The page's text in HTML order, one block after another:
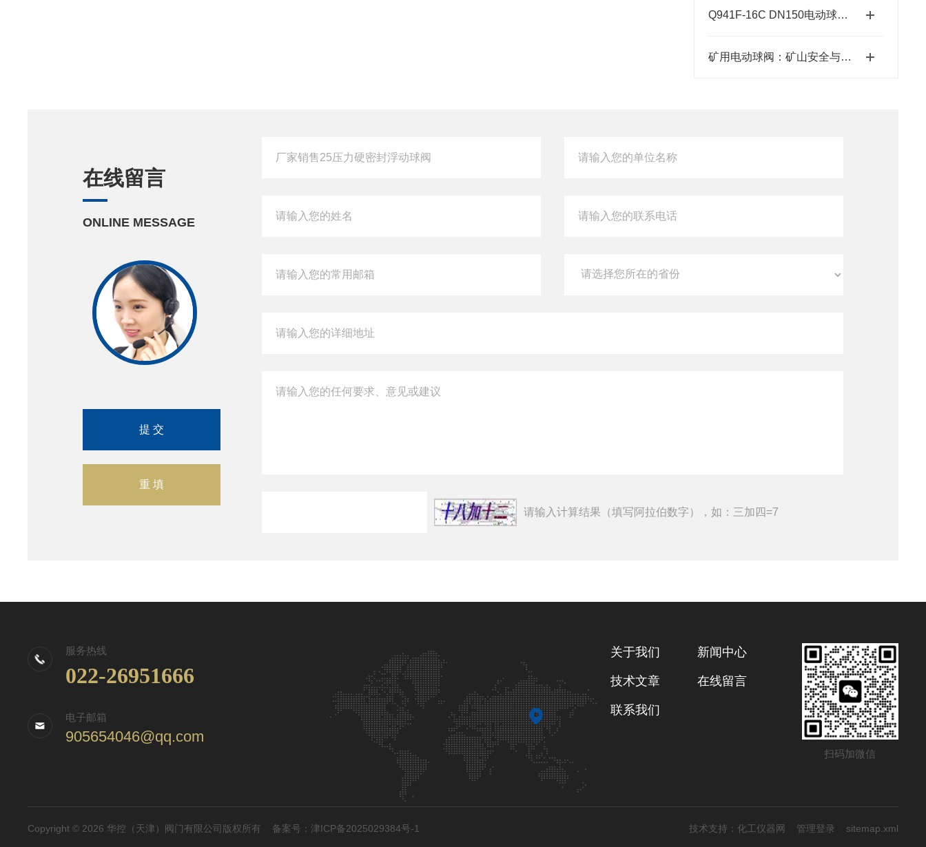
Q941F-16C DN150电动球阀的参数
矿用电动球阀：矿山安全与自动化控制的关键执行器
在线留言
ONLINE MESSAGE
请输入计算结果（填写阿拉伯数字），如：三加四=7
服务热线
022-26951666
电子邮箱
905654046@qq.com
扫码加微信
关于我们 新闻中心
技术文章 在线留言
联系我们
Copyright © 2026 华控（天津）阀门有限公司版权所有 备案号：津ICP备2025029384号-1 技术支持： 化工仪器网 管理登录 sitemap.xml